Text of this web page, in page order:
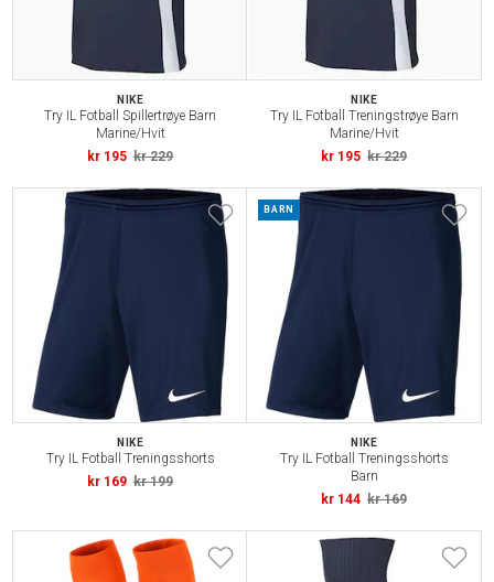
NIKE
Try IL Fotball Spillertrøye Barn
Marine/Hvit
kr 195 kr 229
NIKE
Try IL Fotball Treningstrøye Barn
Marine/Hvit
kr 195 kr 229
NIKE
Try IL Fotball Treningsshorts
kr 169 kr 199
BARN
NIKE
Try IL Fotball Treningsshorts
Barn
kr 144 kr 169